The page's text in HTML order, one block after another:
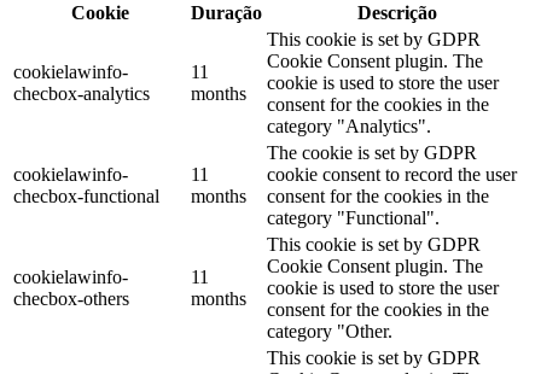
Cookie
Duração Descrição
cookielawinfo-
checbox-analytics
11
months
This cookie is set by GDPR
Cookie Consent plugin. The
cookie is used to store the user
consent for the cookies in the
category "Analytics".
cookielawinfo-
checbox-functional
11
months
The cookie is set by GDPR
cookie consent to record the user
consent for the cookies in the
category "Functional".
cookielawinfo-
checbox-others
11
months
This cookie is set by GDPR
Cookie Consent plugin. The
cookie is used to store the user
consent for the cookies in the
category "Other.
This cookie is set by GDPR